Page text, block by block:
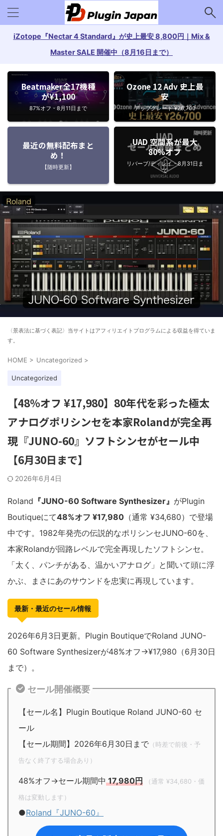
iZotope『Nectar 4 Standard』が史上最安 8,800円｜Mix &
Master SALE 開催中（8月16日まで）
Beatmaker全17機種
が¥1,100
87%オフ・8月11日まで
Ozone 12 Adv 史上最
安
アップグレード ¥26,700
最近の無料配布まと
め！
【随時更新】
UAD 空間系が最大
80%オフ
リバーブ/ディレイ・8月31日ま
で
〈景表法に基づく表記〉当サイトはアフィリエイトプログラムによる収益を得ていま
す。
HOME > Uncategorized >
Uncategorized
【48%オフ ¥17,980】80年代を彩った極太
アナログポリシンセを本家Rolandが完全再
現『JUNO-60』ソフトシンセがセール中
【6月30日まで】
2026年6月4日
Roland 『JUNO-60 Software Synthesizer』 がPlugin
Boutiqueにて48%オフ ¥17,980 （通常 ¥34,680）で登場
中です。1982年発売の伝説的なポリシンセJUNO-60を、
本家Rolandが回路レベルで完全再現したソフトシンセ。
「太く、パンチがある、温かいアナログ」と聞いて頭に浮
かぶ、まさにあのサウンドを忠実に再現しています。
最新・最近のセール情報
2026年6月3日更新。Plugin BoutiqueでRoland JUNO-
60 Software Synthesizerが48%オフ→¥17,980（6月30日
まで）。
セール開催概要
【セール名】Plugin Boutique Roland JUNO-60 セ
ール
【セール期間】2026年6月30日まで （時差で前後・予
告なく終了する場合あり）
48%オフ→セール期間中17,980円 （通常 ¥34,680・価
格は変動します）
●Roland『JUNO-60』